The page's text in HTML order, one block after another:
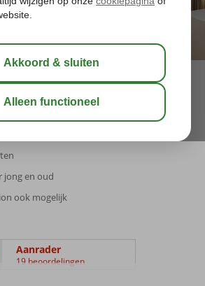
bewaar
met prachtig uitzicht
jong en oud
ook mogelijk
Aanrader
19 beoordelingen